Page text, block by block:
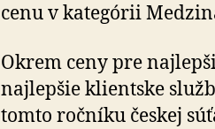
cenu v kategórii
Okrem ceny pre
najlepšie klientske
tomto ročníku českej